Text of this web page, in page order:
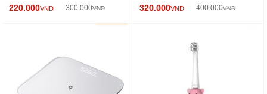
220.000VND 300.000VND 320.000VND 400.000VND